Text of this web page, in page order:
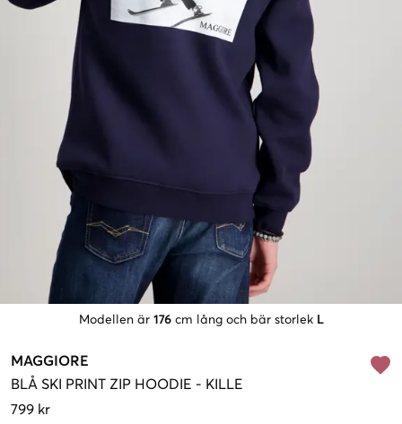
Modellen är 176 cm lång och bär storlek L
MAGGIORE
BLÅ SKI PRINT ZIP HOODIE - KILLE
799 kr